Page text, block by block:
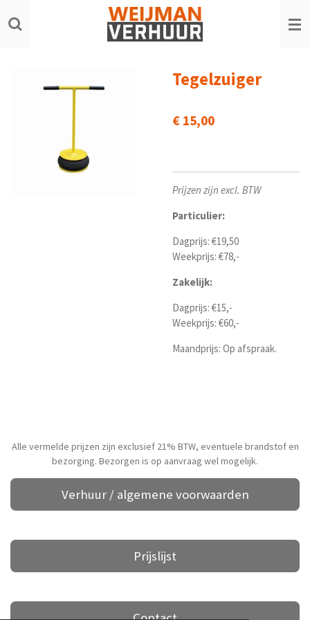
direct
Tegelzuiger
€ 15,00
Prijzen zijn excl. BTW
Particulier:
Dagprijs: €19,50
Weekprijs: €78,-
Zakelijk:
Dagprijs: €15,-
Weekprijs: €60,-
Maandprijs: Op afspraak.
Alle vermelde prijzen zijn exclusief 21% BTW, eventuele brandstof en
bezorging. Bezorgen is op aanvraag wel mogelijk.
Verhuur / algemene voorwaarden
Prijslijst